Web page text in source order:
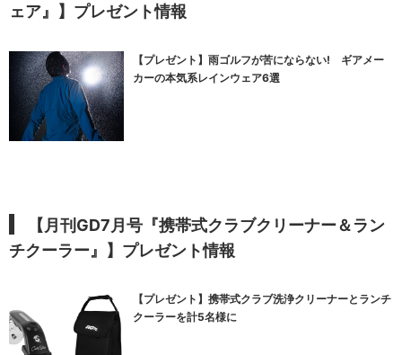
ェア』】プレゼント情報
【プレゼント】雨ゴルフが苦にならない! ギアメー
カーの本気系レインウェア6選
【月刊GD7月号『携帯式クラブクリーナー＆ラン
チクーラー』】プレゼント情報
【プレゼント】携帯式クラブ洗浄クリーナーとランチ
クーラーを計5名様に